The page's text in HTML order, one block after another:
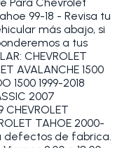
99-18 - Revisa tu
más abajo, si
a tus
CHEVROLET
AVALANCHE 1500
1500 1999-2018
2007
CHEVROLET
TAHOE 2000-
defectos de fabrica.